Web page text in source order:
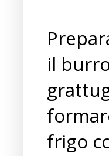
il
frigo